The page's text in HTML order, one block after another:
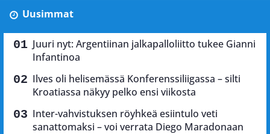
Uusimmat
Juuri nyt: Argentiinan jalkapalloliitto tukee Gianni
Infantinoa
Ilves oli helisemässä Konferenssiliigassa – silti
Kroatiassa näkyy pelko ensi viikosta
Inter-vahvistuksen röyhkeä esiintulo veti
sanattomaksi – voi verrata Diego Maradonaan